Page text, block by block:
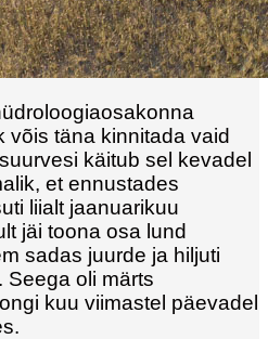
võis täna kinnitada vaid
käitub sel kevadel
et ennustades
liialt jaanuarikuu
jäi toona osa lund
sadas juurde ja hiljuti
Seega oli märts
kuu viimastel päevadel